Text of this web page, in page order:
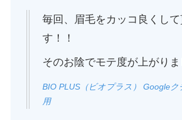
毎回、眉毛をカッコ良くして
す！！
そのお陰でモテ度が上がりま
BIO PLUS（ビオプラス） Google
用